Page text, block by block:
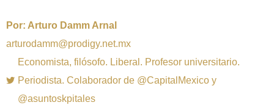
Por: Arturo Damm Arnal
arturodamm@prodigy.net.mx
Economista, filósofo. Liberal. Profesor universitario.
Periodista. Colaborador de @CapitalMexico y
@asuntoskpitales